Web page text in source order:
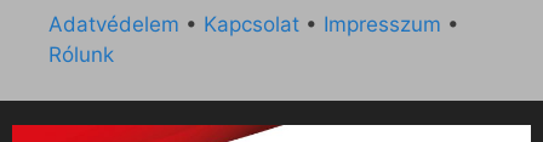
Adatvédelem • Kapcsolat • Impresszum •
Rólunk